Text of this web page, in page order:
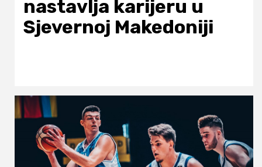
nastavlja karijeru u
Sjevernoj Makedoniji